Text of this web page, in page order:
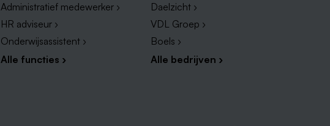
Administratief medewerker ›
HR adviseur ›
Onderwijsassistent ›
Alle functies ›
Daelzicht ›
VDL Groep ›
Boels ›
Alle bedrijven ›